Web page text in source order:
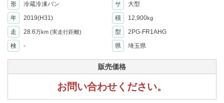
形 冷蔵冷凍バン サ
大型
年
2019(H31) 積 12,900kg
走 28.6万km (実走行距離) 型
2PG-FR1AHG
検
- 県 埼玉県
販売価格
お問い合わせください。